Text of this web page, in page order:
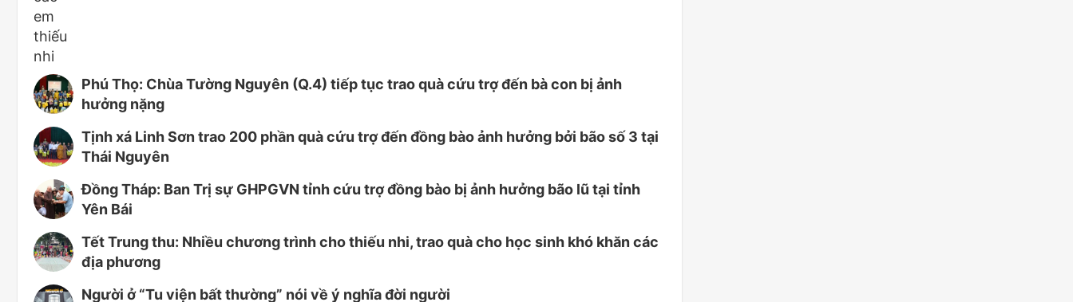
Phú Thọ: Chùa Tường Nguyên (Q.4) tiếp tục trao quà cứu trợ đến bà con bị ảnh
hưởng nặng
Tịnh xá Linh Sơn trao 200 phần quà cứu trợ đến đồng bào ảnh hưởng bởi bão số 3 tại
Thái Nguyên
Đồng Tháp: Ban Trị sự GHPGVN tỉnh cứu trợ đồng bào bị ảnh hưởng bão lũ tại tỉnh
Yên Bái
Tết Trung thu: Nhiều chương trình cho thiếu nhi, trao quà cho học sinh khó khăn các
địa phương
Người ở “Tu viện bất thường” nói về ý nghĩa đời người